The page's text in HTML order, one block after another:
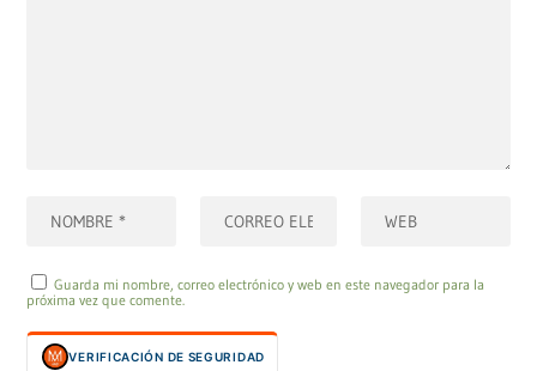
Guarda mi nombre, correo electrónico y web en este navegador para la
próxima vez que comente.
VERIFICACIÓN DE SEGURIDAD